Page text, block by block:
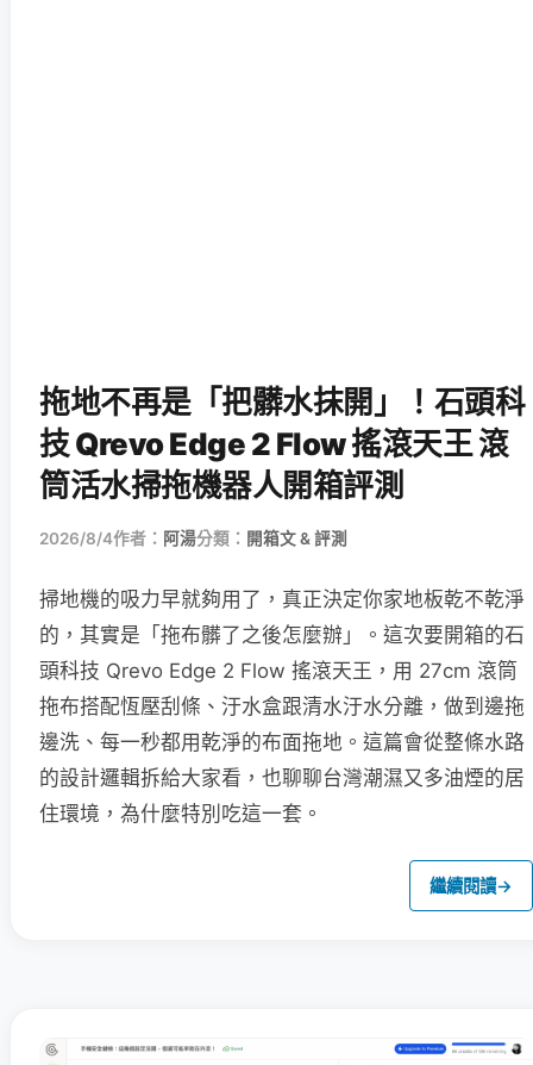
拖地不再是「把髒水抹開」！石頭科
技 Qrevo Edge 2 Flow 搖滾天王 滾
筒活水掃拖機器人開箱評測
2026/8/4作者： 阿湯分類： 開箱文 & 評測
掃地機的吸力早就夠用了，真正決定你家地板乾不乾淨
的，其實是「拖布髒了之後怎麼辦」。這次要開箱的石
頭科技 Qrevo Edge 2 Flow 搖滾天王，用 27cm 滾筒
拖布搭配恆壓刮條、汙水盒跟清水汙水分離，做到邊拖
邊洗、每一秒都用乾淨的布面拖地。這篇會從整條水路
的設計邏輯拆給大家看，也聊聊台灣潮濕又多油煙的居
住環境，為什麼特別吃這一套。
繼續閱讀→